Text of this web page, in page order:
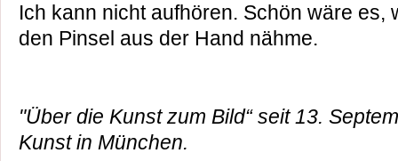
Ich kann nicht aufhören. Schön wäre es,
den Pinsel aus der Hand nähme.
"Über die Kunst zum Bild“ seit 13.
Kunst in München.